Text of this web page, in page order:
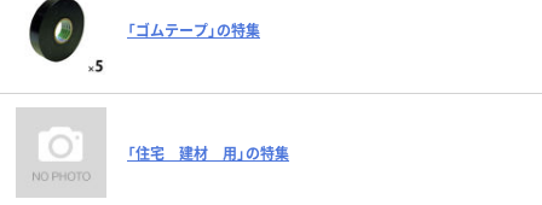
「ゴムテープ」の特集
「住宅 建材 用」の特集